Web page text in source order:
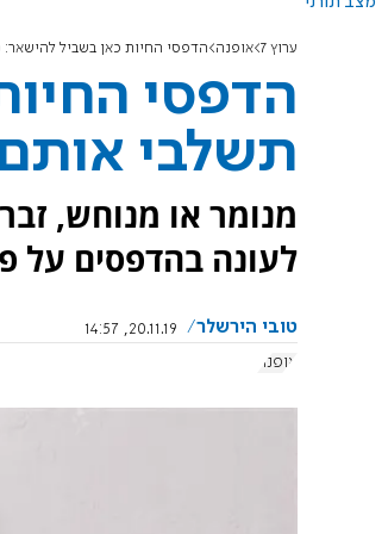
ערוץ 7 אופנה הדפסי החיות כאן בשביל
הדפסי
תשלבי
מנומר או מנוחש,
לעונה בהדפסים על
טובי הירשלר
20.11.19, 14:57
אופנה